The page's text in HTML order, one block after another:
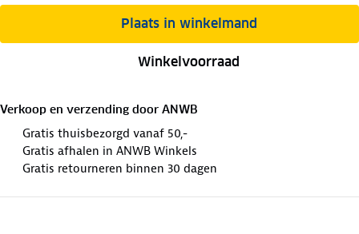
Plaats in winkelmand
Winkelvoorraad
Verkoop en verzending door ANWB
Gratis thuisbezorgd vanaf 50,-
Gratis afhalen in ANWB Winkels
Gratis retourneren binnen 30 dagen